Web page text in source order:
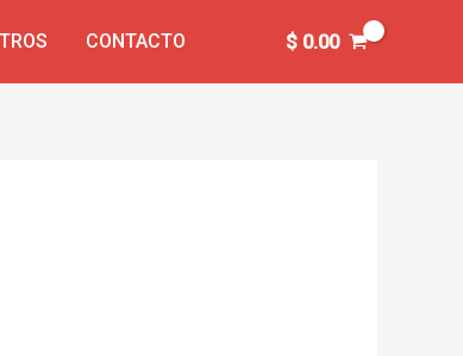
CONTACTO $0.00